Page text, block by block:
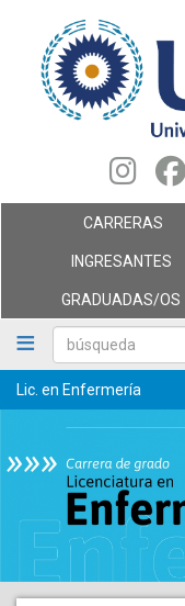
contenido
principal
búsqueda
CARRERAS
INGRESANTES
GRADUADAS/OS
Lic. en Enfermería